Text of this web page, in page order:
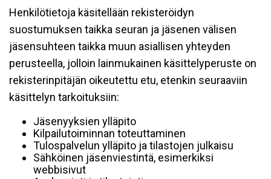
Henkilötietoja käsitellään rekisteröidyn
suostumuksen taikka seuran ja jäsenen välisen
jäsensuhteen taikka muun asiallisen yhteyden
perusteella, jolloin lainmukainen käsittelyperuste on
rekisterinpitäjän oikeutettu etu, etenkin seuraaviin
käsittelyn tarkoituksiin:
Jäsenyyksien ylläpito
Kilpailutoiminnan toteuttaminen
Tulospalvelun ylläpito ja tilastojen julkaisu
Sähköinen jäsenviestintä, esimerkiksi
webbisivut